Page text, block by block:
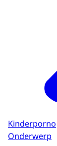
Kinderporno
Onderwerp